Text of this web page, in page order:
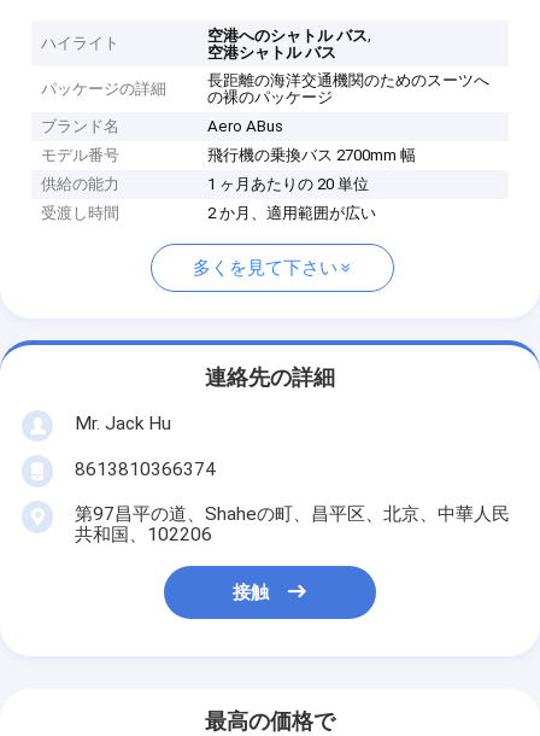
ハイライト 空港へのシャトル バス,
空港シャトル バス
パッケージの詳細
長距離の海洋交通機関のためのスーツへ
の裸のパッケージ
ブランド名
Aero ABus
モデル番号
飛行機の乗換バス 2700mm 幅
供給の能力
1 ヶ月あたりの 20 単位
受渡し時間
2 か月、適用範囲が広い
多くを見て下さい
連絡先の詳細
Mr. Jack Hu
8613810366374
第97昌平の道、Shaheの町、昌平区、北京、中華人民
共和国、102206
接触
最高の価格で